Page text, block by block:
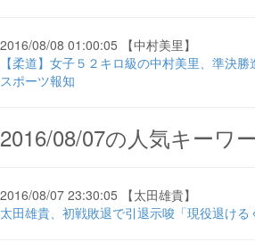
2016/08/08 01:00:05 【中村美里】
【柔道】女子５２キロ級の中村美里、準決
スポーツ報知
2016/08/07の人気キーワ
2016/08/07 23:30:05 【太田雄貴】
太田雄貴、初戦敗退で引退示唆「現役退け